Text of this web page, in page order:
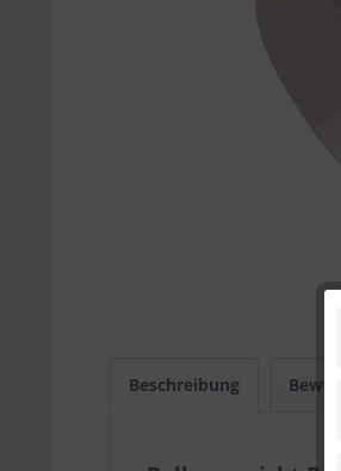
Beschreibung